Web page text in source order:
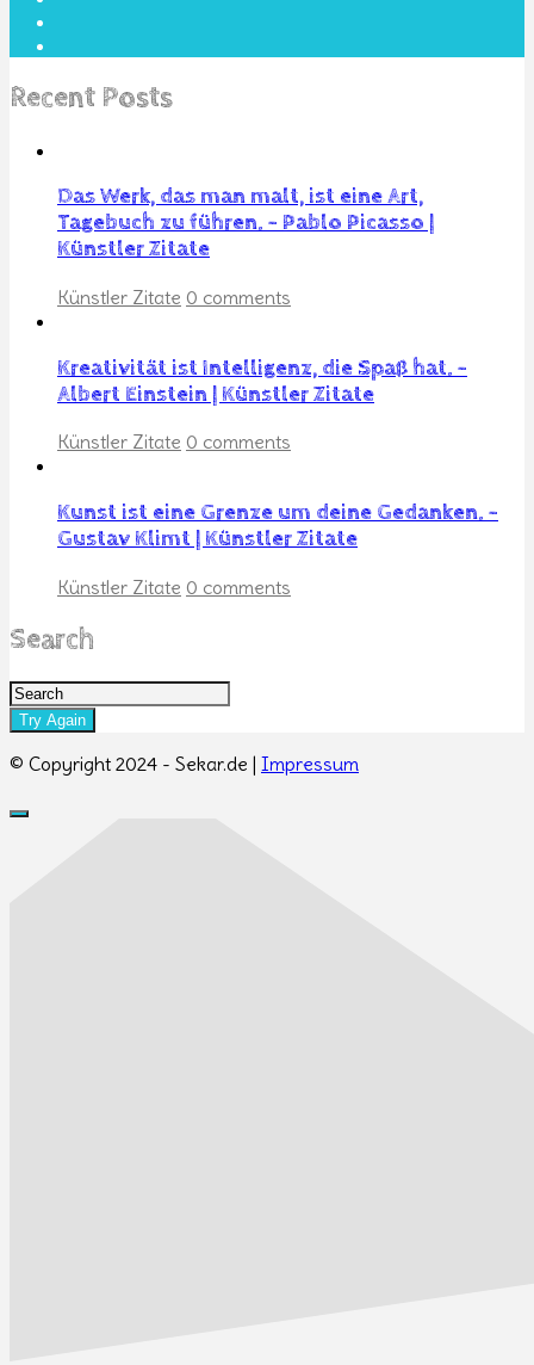
Recent Posts
Das Werk, das man malt, ist eine Art,
Tagebuch zu führen. – Pablo Picasso |
Künstler Zitate
Künstler Zitate 0 comments
Kreativität ist Intelligenz, die Spaß hat. –
Albert Einstein | Künstler Zitate
Künstler Zitate 0 comments
Kunst ist eine Grenze um deine Gedanken. –
Gustav Klimt | Künstler Zitate
Künstler Zitate 0 comments
Search
© Copyright 2024 - Sekar.de | Impressum